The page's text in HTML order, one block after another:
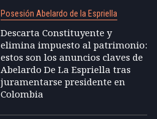
Posesión Abelardo de la Espriella
Descarta Constituyente y
elimina impuesto al patrimonio:
estos son los anuncios claves de
Abelardo De La Espriella tras
juramentarse presidente en
Colombia